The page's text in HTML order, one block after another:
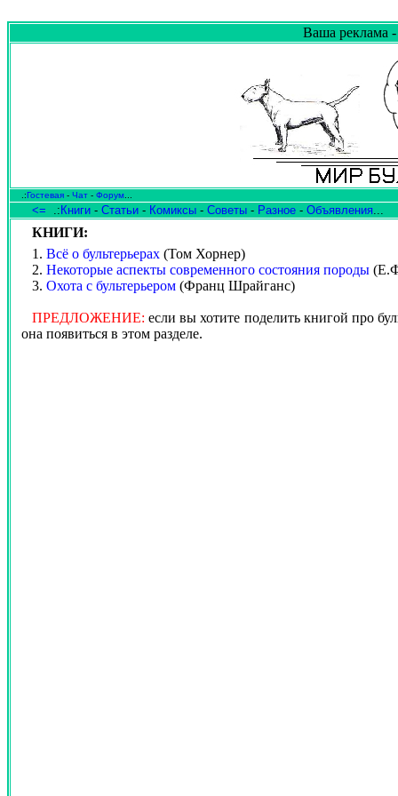
Ваша реклама
.:Гостевая - Чат - Форум
<= .: Книги - Статьи - Комиксы - Советы - Разное - Объявления...
КНИГИ:
1. Всё о бультерьерах (Том Хорнер)
2. Некоторые аспекты современного состояния породы
3. Охота с бультерьером (Франц Шрайганс)
ПРЕДЛОЖЕНИЕ: если вы хотите поделить книгой про
она появиться в этом разделе.